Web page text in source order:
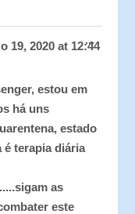
19, 2020 at 12:44
estou em
há uns
estado
é terapia diária
as
este
...this